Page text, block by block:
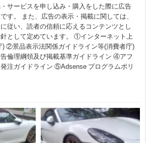
サービスを申し込み・購入をした際に広告
す。 また、広告の表示・掲載に関しては、
従い、読者の信頼に応えるコンテンツとし
として定めています。 ①インターネット上
) ②景品表示法関係ガイドライン等(消費者庁)
倫理綱領及び掲載基準ガイドライン ④アフ
注ガイドライン ⑤Adsense プログラムポリ